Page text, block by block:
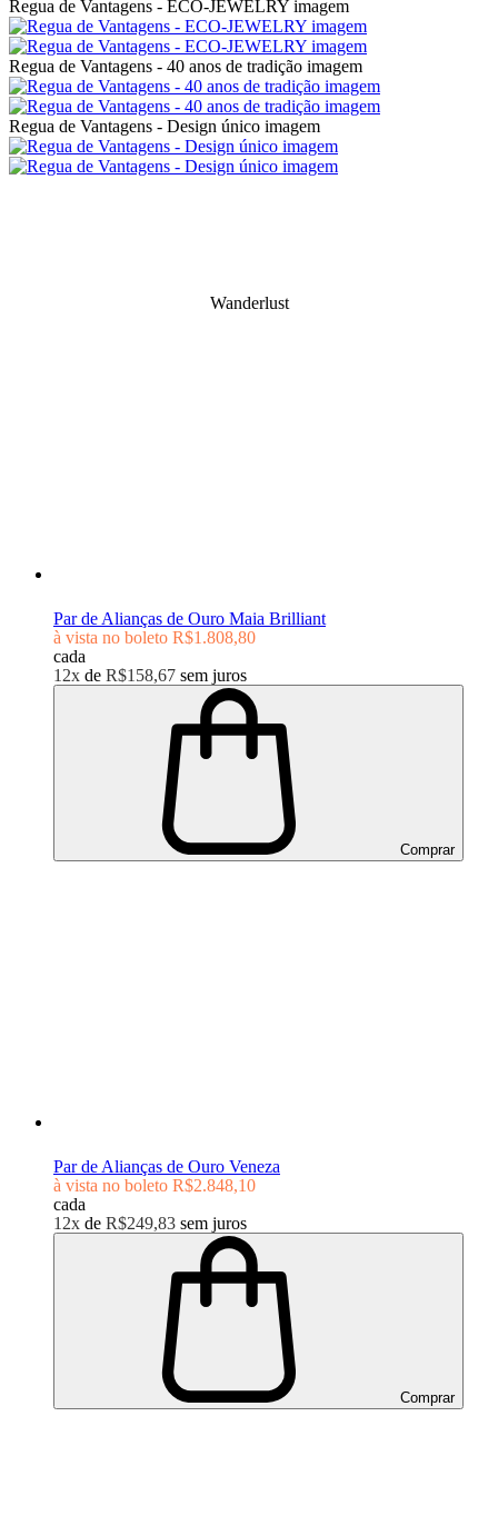
Regua de Vantagens - ECO-JEWELRY imagem
Regua de Vantagens - 40 anos de tradição imagem
Regua de Vantagens - Design único imagem
Wanderlust
Par de Alianças de Ouro Maia Brilliant
à vista no boleto R$1.808,80
cada
12x de R$158,67 sem juros
Comprar
Par de Alianças de Ouro Veneza
à vista no boleto R$2.848,10
cada
12x de R$249,83 sem juros
Comprar